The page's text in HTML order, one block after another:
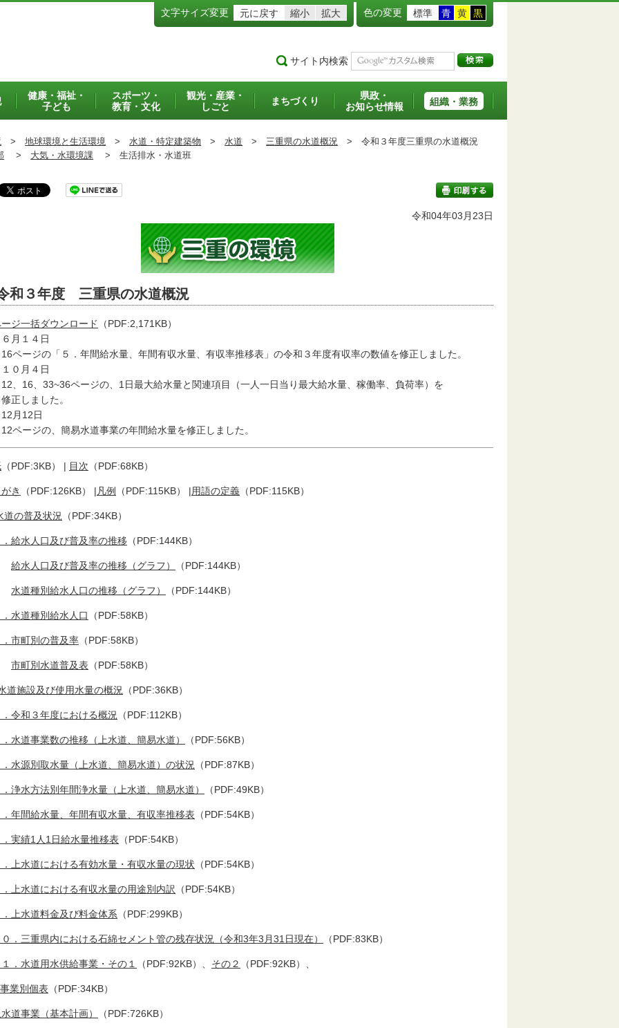
文字サイズ変更 元に戻す 縮小 拡大 色の変更 標準 青 黄 黒
サイト内検索
健康・福祉・
子ども
スポーツ・
教育・文化
観光・産業・
しごと
まちづくり
県政・
お知らせ情報
組織・業務
> 地球環境と生活環境 > 水道・特定建築物 > 水道 > 三重県の水道概況 > 令和３年度三重県の水道概況
> 大気・水環境課 > 生活排水・水道班
令和04年03月23日
和３年度 三重県の水道概況
ジ一括ダウンロード
（PDF:2,171KB）
月１４日
ージの「５．年間給水量、年間有収水量、有収率推移表」の令和３年度有収率の数値を修正しました。
０月４日
16、33~36ページの、1日最大給水量と関連項目（一人一日当り最大給水量、稼働率、負荷率）を
しました。
月12日
ージの、簡易水道事業の年間給水量を修正しました。
（PDF:3KB） | 目次 （PDF:68KB）
き （PDF:126KB） | 凡例 （PDF:115KB） |用語の定義 （PDF:115KB）
の普及状況 （PDF:34KB）
給水人口及び普及率の推移 （PDF:144KB）
給水人口及び普及率の推移（グラフ） （PDF:144KB）
水道種別給水人口の推移（グラフ） （PDF:144KB）
水道種別給水人口 （PDF:58KB）
市町別の普及率 （PDF:58KB）
市町別水道普及表 （PDF:58KB）
施設及び使用水量の概況 （PDF:36KB）
令和３年度における概況 （PDF:112KB）
水道事業数の推移（上水道、簡易水道） （PDF:56KB）
水源別取水量（上水道、簡易水道）の状況 （PDF:87KB）
浄水方法別年間浄水量（上水道、簡易水道） （PDF:49KB）
年間給水量、年間有収水量、有収率推移表 （PDF:54KB）
実績1人1日給水量推移表 （PDF:54KB）
上水道における有効水量・有収水量の現状 （PDF:54KB）
上水道における有収水量の用途別内訳 （PDF:54KB）
上水道料金及び料金体系 （PDF:299KB）
．三重県内における石綿セメント管の残存状況（令和3年3月31日現在） （PDF:83KB）
．水道用水供給事業・その１ （PDF:92KB）、 その２ （PDF:92KB）、
業別個表 （PDF:34KB）
道事業（基本計画） （PDF:726KB）